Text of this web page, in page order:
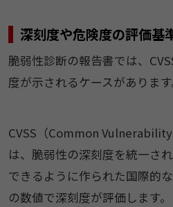
深刻度や危険度の評価基
脆弱性診断の報告書では、
度が示されるケースがあります
CVSS（Common
は、脆弱性の深刻度を統一さ
できるように作られた国際的
の数値で深刻度が評価します。